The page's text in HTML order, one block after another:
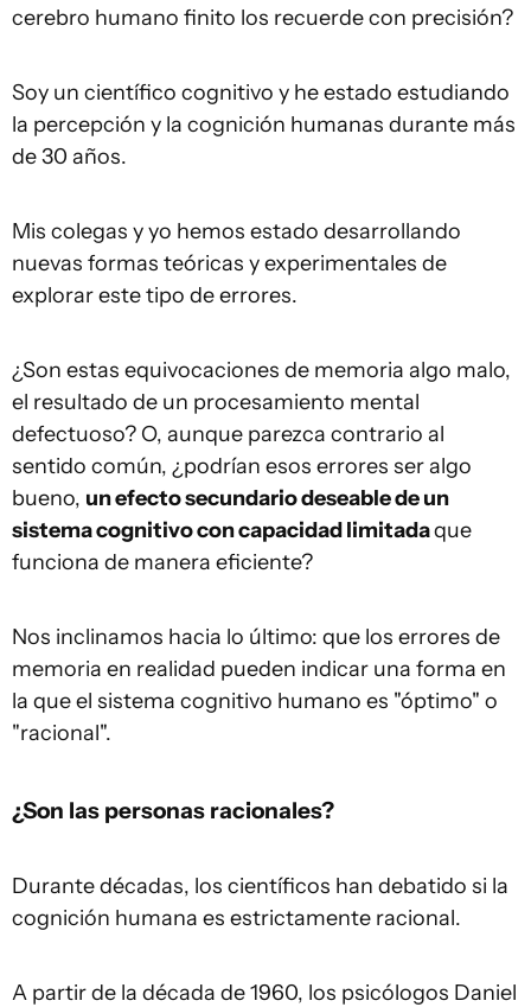
cerebro humano finito los recuerde con precisión?
Soy un científico cognitivo y he estado estudiando
la percepción y la cognición humanas durante más
de 30 años.
Mis colegas y yo hemos estado desarrollando
nuevas formas teóricas y experimentales de
explorar este tipo de errores.
¿Son estas equivocaciones de memoria algo malo,
el resultado de un procesamiento mental
defectuoso? O, aunque parezca contrario al
sentido común, ¿podrían esos errores ser algo
bueno, un efecto secundario deseable de un
sistema cognitivo con capacidad limitadaque
funciona de manera eficiente?
Nos inclinamos hacia lo último: que los errores de
memoria en realidad pueden indicar una forma en
la que el sistema cognitivo humano es "óptimo" o
"racional".
¿Son las personas racionales?
Durante décadas, los científicos han debatido si la
cognición humana es estrictamente racional.
A partir de la década de 1960, los psicólogos Daniel